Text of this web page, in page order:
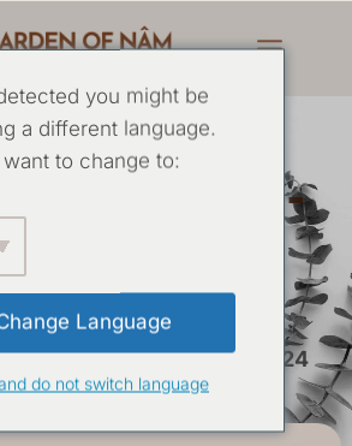
causal -
de 2024
-21 DE OUTUBRO DE 2024
you might be
a different language.
to change to:
Language
do not switch language